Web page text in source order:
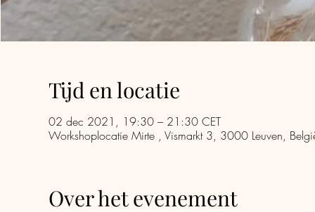
Tijd en locatie
02 dec 2021, 19:30 – 21:30 CET
Workshoplocatie Mirte , Vismarkt 3, 3000 Leuven,
Over het evenement